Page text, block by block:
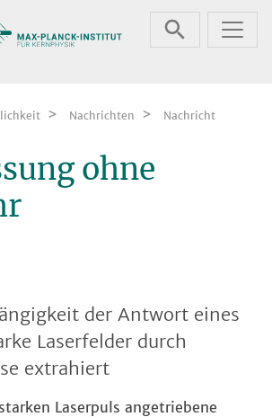
Nachrichten Nachricht
ohne
der Antwort eines
Laserfelder durch
extrahiert
Laserpuls angetriebene